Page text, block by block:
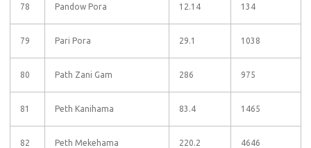
78 Pandow Pora 12.14 134
79 Pari Pora 29.1 1038
80 Path Zani Gam 286 975
81 Peth Kanihama 83.4 1465
82 Peth Mekehama 220.2 4646